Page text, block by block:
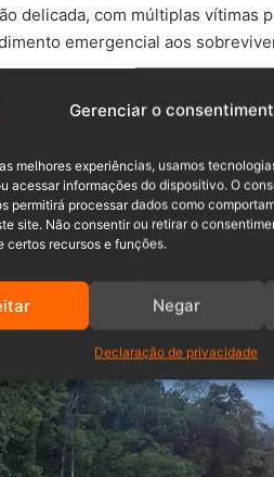
Gerenciar o
melhores experiências, usamos
acessar informações do dispositivo. O
permitirá processar dados como
site. Não consentir ou retirar o
certos recursos e funções.
Negar
Declaração de privacidade
delicada, com múltiplas vítimas
emergencial aos